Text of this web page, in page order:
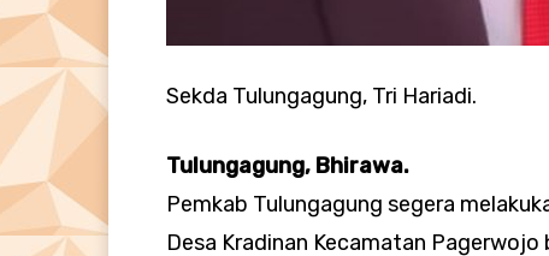
Sekda Tulungagung, Tri Hariadi.
Tulungagung, Bhirawa.
Pemkab Tulungagung segera
Desa Kradinan Kecamatan